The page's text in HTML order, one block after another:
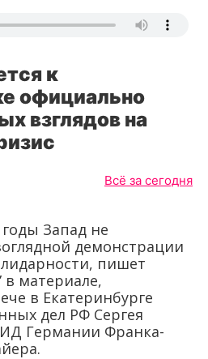
к
официально
взглядов на
Всё за сегодня
Запад не
демонстрации
пишет
в материале,
в Екатеринбурге
дел РФ Сергея
Германии Франка-